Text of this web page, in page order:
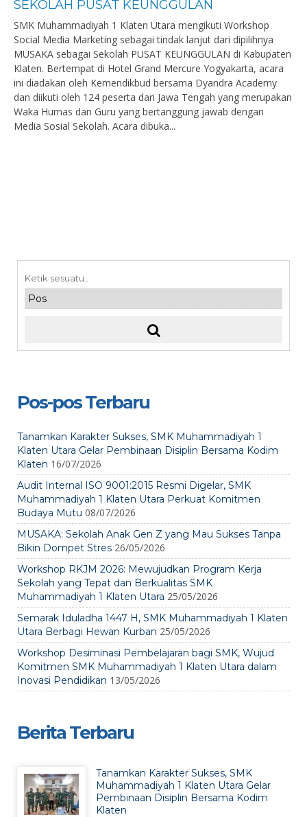
SEKOLAH PUSAT KEUNGGULAN
SMK Muhammadiyah 1 Klaten Utara mengikuti Workshop
Social Media Marketing sebagai tindak lanjut dari dipilihnya
MUSAKA sebagai Sekolah PUSAT KEUNGGULAN di Kabupaten
Klaten. Bertempat di Hotel Grand Mercure Yogyakarta, acara
ini diadakan oleh Kemendikbud bersama Dyandra Academy
dan diikuti oleh 124 peserta dari Jawa Tengah yang merupakan
Waka Humas dan Guru yang bertanggung jawab dengan
Media Sosial Sekolah. Acara dibuka...
Pos-pos Terbaru
Tanamkan Karakter Sukses, SMK Muhammadiyah 1
Klaten Utara Gelar Pembinaan Disiplin Bersama Kodim
Klaten 16/07/2026
Audit Internal ISO 9001:2015 Resmi Digelar, SMK
Muhammadiyah 1 Klaten Utara Perkuat Komitmen
Budaya Mutu 08/07/2026
MUSAKA: Sekolah Anak Gen Z yang Mau Sukses Tanpa
Bikin Dompet Stres 26/05/2026
Workshop RKJM 2026: Mewujudkan Program Kerja
Sekolah yang Tepat dan Berkualitas SMK
Muhammadiyah 1 Klaten Utara 25/05/2026
Semarak Iduladha 1447 H, SMK Muhammadiyah 1 Klaten
Utara Berbagi Hewan Kurban 25/05/2026
Workshop Desiminasi Pembelajaran bagi SMK, Wujud
Komitmen SMK Muhammadiyah 1 Klaten Utara dalam
Inovasi Pendidikan 13/05/2026
Berita Terbaru
Tanamkan Karakter Sukses, SMK
Muhammadiyah 1 Klaten Utara Gelar
Pembinaan Disiplin Bersama Kodim
Klaten